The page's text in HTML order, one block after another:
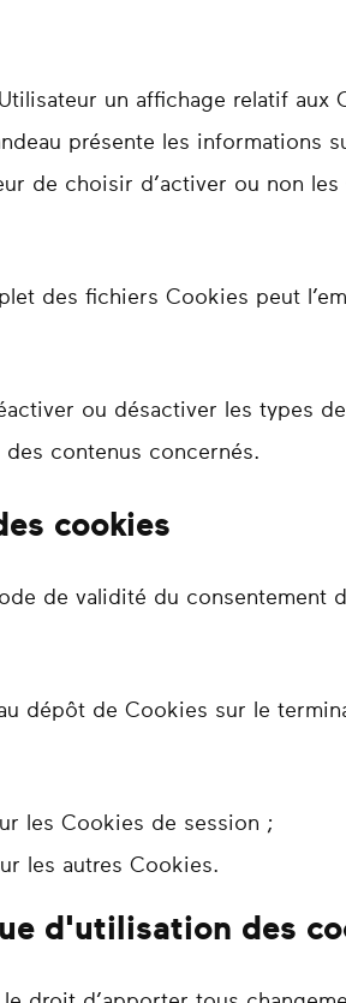
un affichage relatif aux
présente les informations
de choisir d’activer ou non
des fichiers Cookies peut
ou désactiver les types
contenus concernés.
cookies
de validité du consentement
dépôt de Cookies sur le
les Cookies de session ;
les autres Cookies.
d'utilisation des